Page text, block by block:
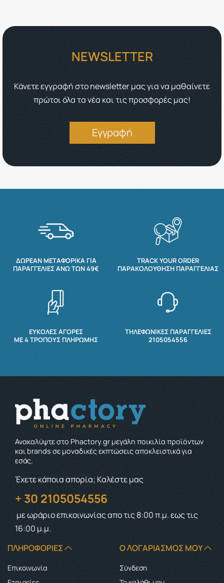
NEWSLETTER
Κάνετε εγγραφή στο newsletter μας για να μαθαίνετε
πρώτοι όλα τα νέα και τις προσφορές μας!
Εγγραφή
ΔΩΡΕΆΝ ΜΕΤΑΦΟΡΙΚΆ ΓΙΑ
ΠΑΡΑΓΓΕΛΊΕΣ ΆΝΩ ΤΩΝ 49€
TRACK YOUR ORDER
ΠΑΡΑΚΟΛΟΎΘΗΣΗ ΠΑΡΑΓΓΕΛΊΑΣ
ΕΥΚΟΛΕΣ ΑΓΟΡΕΣ
ΜΕ 4 ΤΡΌΠΟΥΣ ΠΛΗΡΩΜΉΣ
ΤΗΛΕΦΩΝΙΚΕΣ ΠΑΡΑΓΓΕΛΙΕΣ
2105054556
Ανακαλύψτε στο Phactory.gr μεγάλη ποικιλία προϊόντων
και brands σε μοναδικές εκπτώσεις αποκλειστικά για
εσάς.
Έχετε κάποια απορία; Καλέστε μας
+ 30 2105054556
με ωράριο επικοινωνίαςαπο τις 8:00 π.μ. εως τις
16:00 μ.μ.
ΠΛΗΡΟΦΟΡΊΕΣ
Επικοινωνία
Ο ΛΟΓΑΡΙΑΣΜΌΣ ΜΟΥ
Σύνδεση